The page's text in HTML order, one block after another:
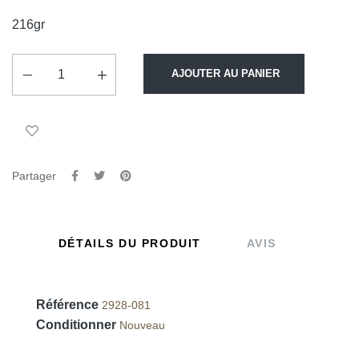
216gr
AJOUTER AU PANIER
Partager
DÉTAILS DU PRODUIT AVIS
Référence 2928-081
Conditionner Nouveau